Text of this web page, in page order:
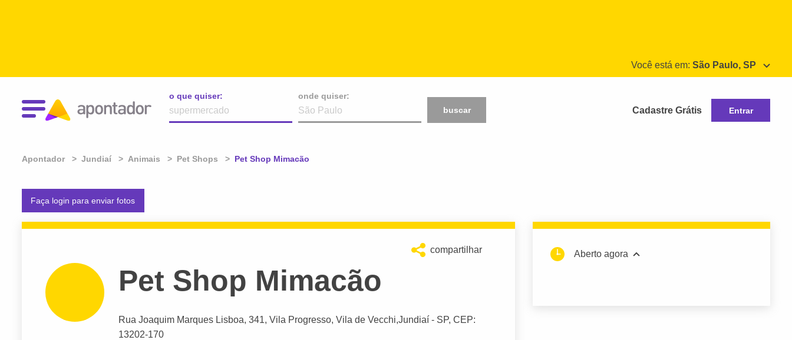
Você está em: São Paulo, SP
o que quiser:
onde quiser:
buscar
Cadastre Grátis Entrar
Apontador Jundiaí Animais Pet Shops Atual:
Pet Shop Mimacão
Faça login para enviar fotos
compartilhar
Pet Shop Mimacão
Rua Joaquim Marques Lisboa, 341, Vila Progresso, Vila de Vecchi,Jundiaí - SP, CEP:
13202-170
Aberto agora